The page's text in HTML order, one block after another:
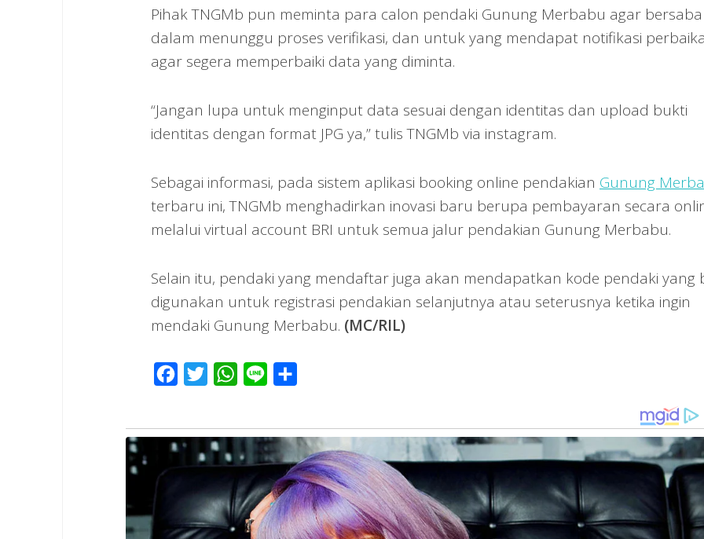
Pihak TNGMb pun meminta para calon pendaki Gunung Merbabu agar
dalam menunggu proses verifikasi, dan untuk yang mendapat notifikasi
agar segera memperbaiki data yang diminta.
“Jangan lupa untuk menginput data sesuai dengan identitas dan upload bukti
identitas dengan format JPG ya,” tulis TNGMb via instagram.
Sebagai informasi, pada sistem aplikasi booking online pendakian Gunung
terbaru ini, TNGMb menghadirkan inovasi baru berupa pembayaran secara
melalui virtual account BRI untuk semua jalur pendakian Gunung Merbabu.
Selain itu, pendaki yang mendaftar juga akan mendapatkan kode pendaki yang
digunakan untuk registrasi pendakian selanjutnya atau seterusnya ketika ingin
mendaki Gunung Merbabu. (MC/RIL)
Facebook
Twitter WhatsApp
Line